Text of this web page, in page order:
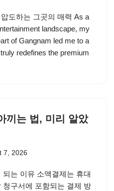
도하는 그곳의 매력 As a
landscape, my
of Gangnam led me to a
redefines the premium
끼는 법, 미리 알았
7, 2026
는 이유 소액결제는 휴대
구서에 포함되는 결제 방